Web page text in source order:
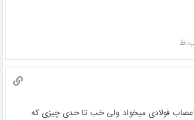
فولادی میخواد ولی خب تا حدی چیزی که